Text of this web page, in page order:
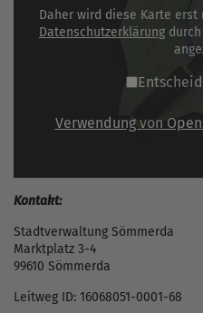
Daher wird diese Karte erst
Datenschutzerklärung
Verwendung von
Kontakt:
Stadtverwaltung Sömmerda
Marktplatz 3-4
99610 Sömmerda
Leitweg ID: 16068051-0001-68